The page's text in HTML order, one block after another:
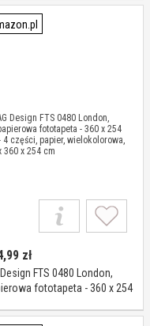
0,1 x 180 x 202
zł
FTS 0480 London,
fototapeta - 360 x 254
0,1 x 360 x 254